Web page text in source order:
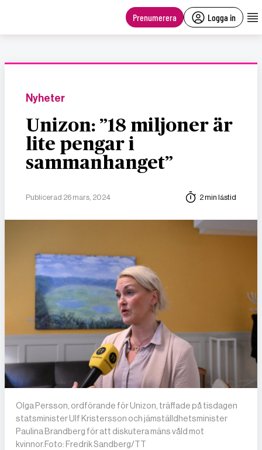
Prenumerera Logga in
Nyheter
Unizon: ”18 miljoner är
lite pengar i
sammanhanget”
Publicerad 26 mars, 2024 2 min lästid
Olga Persson, ordförande för Unizon, träffade på tisdagen
statsminister Ulf Kristersson och jämställdhetsminister
Paulina Brandberg för att diskutera mäns våld mot
kvinnor.Foto: Fredrik Sandberg/TT